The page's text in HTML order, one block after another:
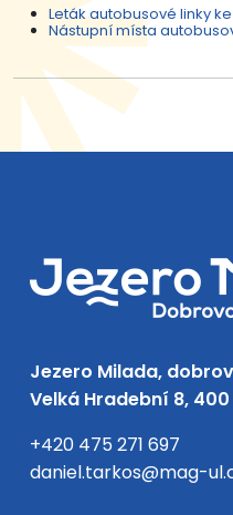
Leták autobusové linky
Nástupní místa
Jezero Milada,
Velká Hradební 8,
+420 475 271 697
daniel.tarkos@mag-